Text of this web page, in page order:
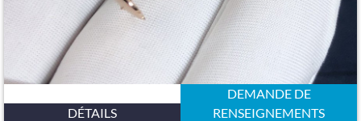
DÉTAILS
DEMANDE DE
RENSEIGNEMENTS